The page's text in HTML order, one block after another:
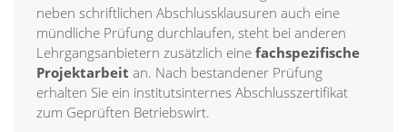
neben schriftlichen Abschlussklausuren auch eine
mündliche Prüfung durchlaufen, steht bei anderen
Lehrgangsanbietern zusätzlich eine fachspezifische
Projektarbeit an. Nach bestandener Prüfung
erhalten Sie ein institutsinternes Abschlusszertifikat
zum Geprüften Betriebswirt.